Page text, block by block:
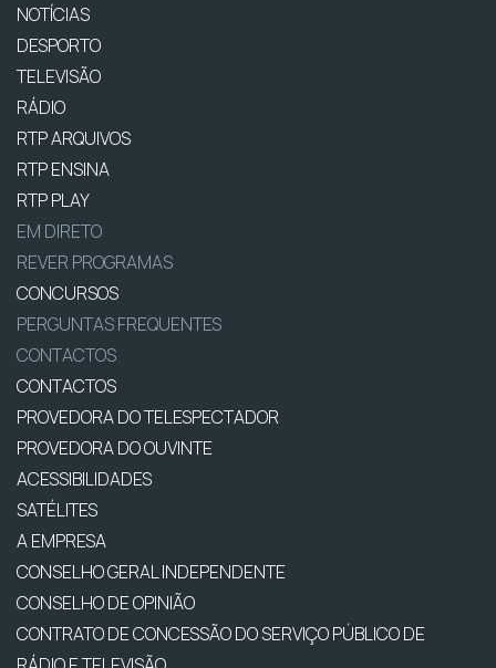
NOTÍCIAS
DESPORTO
TELEVISÃO
RÁDIO
RTP ARQUIVOS
RTP ENSINA
RTP PLAY
EM DIRETO
REVER PROGRAMAS
CONCURSOS
PERGUNTAS FREQUENTES
CONTACTOS
CONTACTOS
PROVEDORA DO TELESPECTADOR
PROVEDORA DO OUVINTE
ACESSIBILIDADES
SATÉLITES
A EMPRESA
CONSELHO GERAL INDEPENDENTE
CONSELHO DE OPINIÃO
CONTRATO DE CONCESSÃO DO SERVIÇO PÚBLICO DE